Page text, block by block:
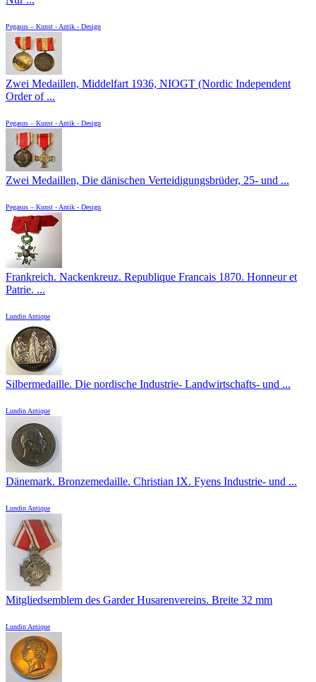
Pegasus – Kunst - Antik - Design
Zwei Medaillen, Middelfart 1936, NIOGT (Nordic Independent
Order of ...
Pegasus – Kunst - Antik - Design
Zwei Medaillen, Die dänischen Verteidigungsbrüder, 25- und ...
Pegasus – Kunst - Antik - Design
Frankreich. Nackenkreuz. Republique Francais 1870. Honneur et
Patrie. ...
Lundin Antique
Silbermedaille. Die nordische Industrie- Landwirtschafts- und ...
Lundin Antique
Dänemark. Bronzemedaille. Christian IX. Fyens Industrie- und ...
Lundin Antique
Mitgliedsemblem des Garder Husarenvereins. Breite 32 mm
Lundin Antique